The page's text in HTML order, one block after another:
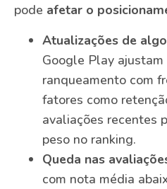
pode afetar o
Atualizações de
Google Play
ranqueamento com
fatores como
avaliações recentes
peso no ranking.
Queda nas
com nota média